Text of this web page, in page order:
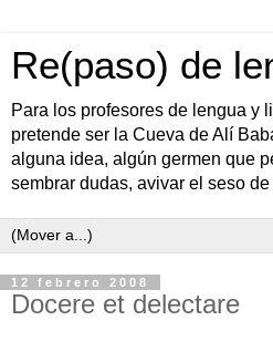
Re(paso) de
Para los profesores de lengua y
pretende ser la Cueva de Alí
alguna idea, algún germen que
sembrar dudas, avivar el seso
12 febrero 2008
Docere et delectare